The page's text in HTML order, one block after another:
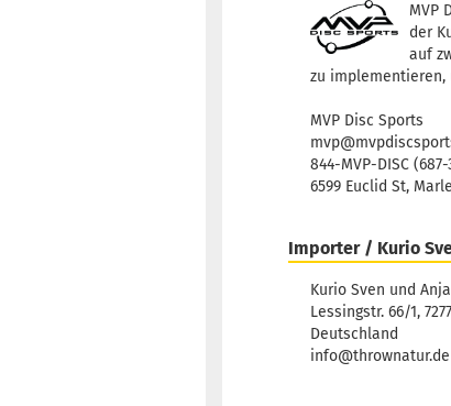
MVP
der
auf
zu implementieren,
MVP Disc Sports
844-MVP-DISC (687-
6599 Euclid St,
Importer / Kurio
Kurio Sven und
Lessingstr. 66/1,
Deutschland
info@thrownatur.de